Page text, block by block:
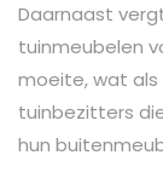
Daarnaast
tuinmeubelen
moeite, wat als
tuinbezitters
hun